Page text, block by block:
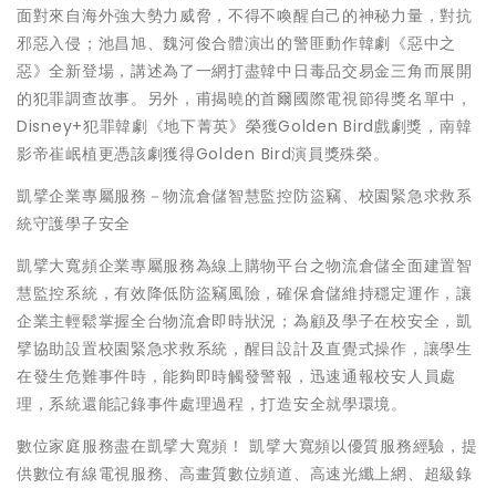
面對來自海外強大勢力威脅，不得不喚醒自己的神秘力量，對抗
邪惡入侵；池昌旭、魏河俊合體演出的警匪動作韓劇《惡中之
惡》全新登場，講述為了一網打盡韓中日毒品交易金三角而展開
的犯罪調查故事。另外，甫揭曉的首爾國際電視節得獎名單中，
Disney+犯罪韓劇《地下菁英》榮獲Golden Bird戲劇獎，南韓
影帝崔岷植更憑該劇獲得Golden Bird演員獎殊榮。
凱擘企業專屬服務－物流倉儲智慧監控防盜竊、校園緊急求救系
統守護學子安全
凱擘大寬頻企業專屬服務為線上購物平台之物流倉儲全面建置智
慧監控系統，有效降低防盜竊風險，確保倉儲維持穩定運作，讓
企業主輕鬆掌握全台物流倉即時狀況；為顧及學子在校安全，凱
擘協助設置校園緊急求救系統，醒目設計及直覺式操作，讓學生
在發生危難事件時，能夠即時觸發警報，迅速通報校安人員處
理，系統還能記錄事件處理過程，打造安全就學環境。
數位家庭服務盡在凱擘大寬頻！ 凱擘大寬頻以優質服務經驗，提
供數位有線電視服務、高畫質數位頻道、高速光纖上網、超級錄